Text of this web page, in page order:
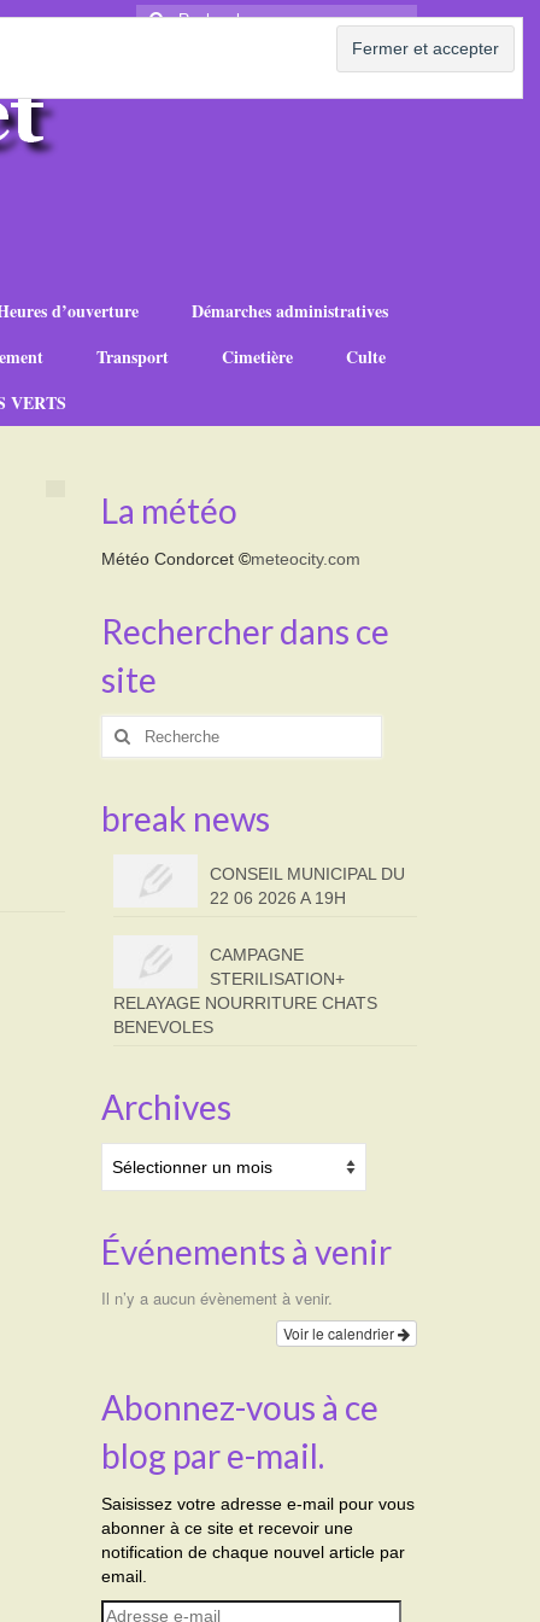
Rechercher
d’ouverture
Démarches administratives
Transport Cimetière
Culte
VERTS
La météo
Météo Condorcet©meteocity.com
Rechercher dans ce
site
Rechercher
break news
CONSEIL MUNICIPAL DU
22 06 2026 A 19H
CAMPAGNE
STERILISATION+
RELAYAGE NOURRITURE CHATS
BENEVOLES
Archives
Événements à venir
Il n’y a aucun évènement à venir.
Voir le calendrier
Abonnez-vous à ce
blog par e-mail.
Saisissez votre adresse e-mail pour vous
abonner à ce site et recevoir une
notification de chaque nouvel article par
email.
Adresse